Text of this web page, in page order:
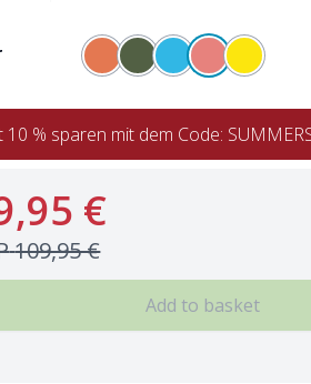
10 % sparen mit dem Code:
€
109,95 €
Add to basket